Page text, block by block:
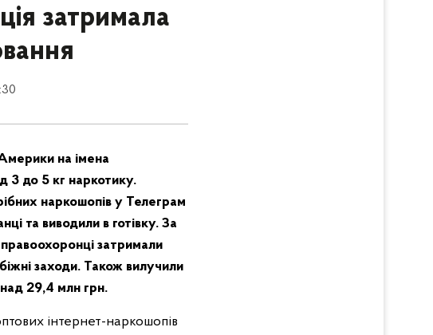
затримала
на імена
3 до 5 кг наркотику.
наркошопів у Телеграм
та виводили в готівку. За
затримали
заходи. Також вилучили
29,4 млн грн.
інтернет-наркошопів